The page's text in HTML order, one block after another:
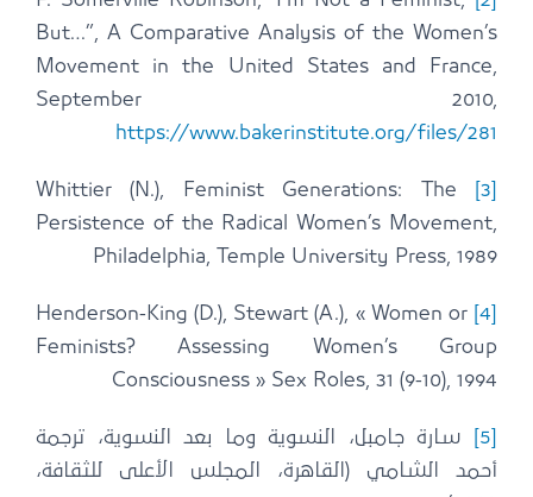
But…”, A Comparative Analysis of the Women’s
Movement in the United States and France,
September 2010,
https://www.bakerinstitute.org/files/281
Whittier (N.), Feminist Generations: The
Persistence of the Radical Women’s Movement,
Philadelphia, Temple University Press, 1989
Henderson-King (D.), Stewart (A.), « Women or
Feminists? Assessing Women’s Group
Consciousness » Sex Roles, 31 (9-10), 1994
سارة جامبل، النسوية وما بعد النسوية، ترجمة
أحمد الشامي (القاهرة، المجلس الأعلى للثقافة،